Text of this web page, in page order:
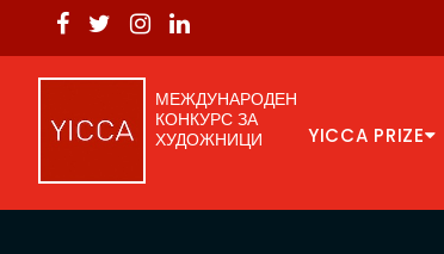
МЕЖДУНАРОДЕН
КОНКУРС ЗА
ХУДОЖНИЦИ
YICCA PRIZE